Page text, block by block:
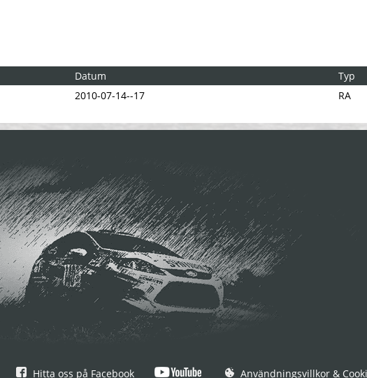
Datum
Typ
2010-07-14--17 RA
Hitta oss på Facebook Användningsvillkor &